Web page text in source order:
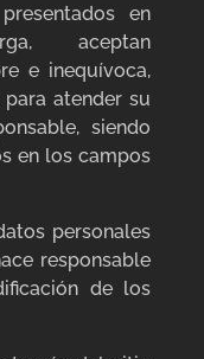
en
aceptan
e inequívoca,
atender su
siendo
en los campos
personales
responsable
de los